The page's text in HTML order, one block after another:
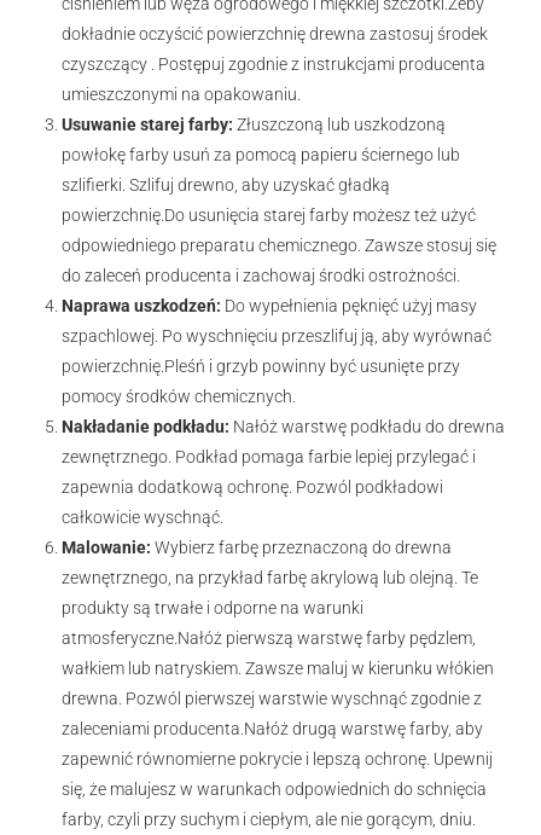
dokładnie oczyścić powierzchnię drewna zastosuj środek
czyszczący . Postępuj zgodnie z instrukcjami producenta
umieszczonymi na opakowaniu.
Usuwanie starej farby: Złuszczoną lub uszkodzoną
powłokę farby usuń za pomocą papieru ściernego lub
szlifierki. Szlifuj drewno, aby uzyskać gładką
powierzchnię.Do usunięcia starej farby możesz też użyć
odpowiedniego preparatu chemicznego. Zawsze stosuj się
do zaleceń producenta i zachowaj środki ostrożności.
Naprawa uszkodzeń: Do wypełnienia pęknięć użyj masy
szpachlowej. Po wyschnięciu przeszlifuj ją, aby wyrównać
powierzchnię.Pleśń i grzyb powinny być usunięte przy
pomocy środków chemicznych.
Nakładanie podkładu: Nałóż warstwę podkładu do drewna
zewnętrznego. Podkład pomaga farbie lepiej przylegać i
zapewnia dodatkową ochronę. Pozwól podkładowi
całkowicie wyschnąć.
Malowanie: Wybierz farbę przeznaczoną do drewna
zewnętrznego, na przykład farbę akrylową lub olejną. Te
produkty są trwałe i odporne na warunki
atmosferyczne.Nałóż pierwszą warstwę farby pędzlem,
wałkiem lub natryskiem. Zawsze maluj w kierunku włókien
drewna. Pozwól pierwszej warstwie wyschnąć zgodnie z
zaleceniami producenta.Nałóż drugą warstwę farby, aby
zapewnić równomierne pokrycie i lepszą ochronę. Upewnij
się, że malujesz w warunkach odpowiednich do schnięcia
farby, czyli przy suchym i ciepłym, ale nie gorącym, dniu.